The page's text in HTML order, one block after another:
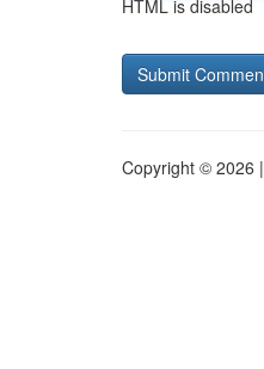
HTML is disabled
Copyright © 2026 |